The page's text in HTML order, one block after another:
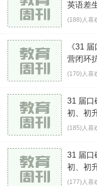
英语差
(188)人喜
《31
营闭环
断层、
(170)人喜
31 届口
初、初
语逆袭
(185)人喜
31 届口
初、初
语逆袭
(177)人喜